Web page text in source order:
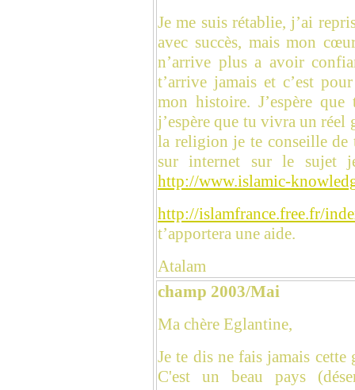
Je me suis rétablie, j’ai
avec succès, mais mon
n’arrive plus a avoir
t’arrive jamais et c’est
mon histoire. J’espère
j’espère que tu vivra un réel
la religion je te conseille de
sur internet sur le sujet
http://www.islamic-
http://islamfrance.free.fr/
t’apportera une aide.
Atalam
champ 2003/Mai
Ma chère Eglantine,
Je te dis ne fais jamais
C'est un beau pays